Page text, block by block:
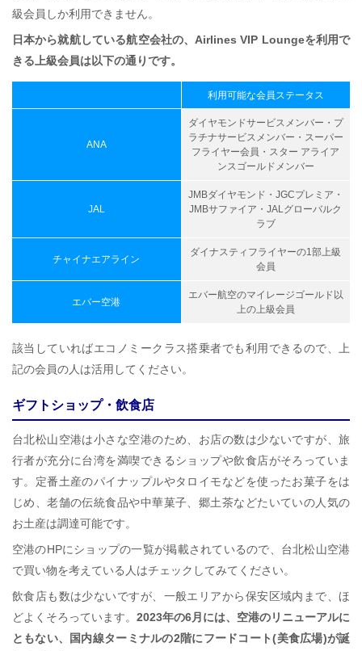
級会員しか利用できません。
日本から就航している航空会社の、Airlines VIP Loungeを利用で
きる上級会員は以下の通りです。
利用可能な会員ステータス
ANA
ダイヤモンドサービスメンバー・プ
ラチナサービスメンバー・スーパー
フライヤー会員・スター アライア
ンスゴールドメンバー
JAL
JMBダイヤモンド・JGCプレミア・
JMBサファイア・JALグローバルク
ラブ
チャイナエアライン
ダイナスティフライヤーの1部上級
会員
エバー空港
エバー航空のマイレージゴールド以
上の上級会員
該当していればエコノミークラス搭乗者でも利用できるので、上
記の会員の人は活用してください。
ギフトショップ・飲食店
台北松山空港は小さな空港のため、お店の数は少ないですが、旅
行者が充分に台湾を満喫できるショップや飲食店がそろっていま
す。定番土産のパイナップルやタロイモなどを使ったお菓子をは
じめ、老舗の伝統食品や中華菓子、郷土茶などたいていの人気の
お土産は調達可能です。
空港のHPにショップの一覧が掲載されているので、台北松山空港
で買い物を考えている人はチェックしてみてください。
飲食店も数は少ないですが、一般エリアから保安区域内まで、ほ
どよくそろっています。 2023年の6月には、空港のリニューアルに
ともない、国内線ターミナルの2階にフードコート(美食広場)が誕